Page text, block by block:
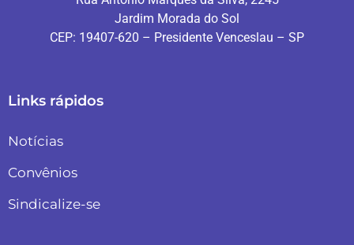
Jardim Morada do Sol
CEP: 19407-620 – Presidente Venceslau – SP
Links rápidos
Notícias
Convênios
Sindicalize-se